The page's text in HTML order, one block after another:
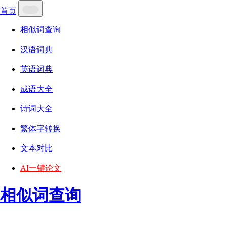
首页
相似词查询
汉语词典
英语词典
成语大全
诗词大全
繁体字转换
文本对比
AI一键论文
相似词查询